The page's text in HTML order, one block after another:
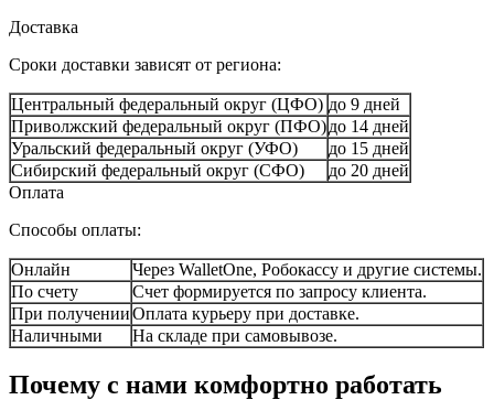
Доставка
Сроки доставки зависят от региона:
Центральный федеральный округ (ЦФО) до 9 дней
Приволжский федеральный округ (ПФО)до 14 дней
Уральский федеральный округ (УФО)
до 15 дней
Сибирский федеральный округ (СФО)
до 20 дней
Оплата
Способы оплаты:
Онлайн
Через WalletOne, Робокассу и другие системы.
По счету
Счет формируется по запросу клиента.
При полученииОплата курьеру при доставке.
Наличными
На складе при самовывозе.
Почему с нами комфортно работать